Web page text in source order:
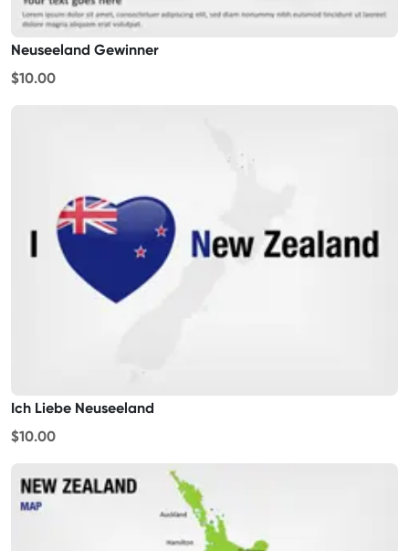
Neuseeland Gewinner
$10.00
Ich Liebe Neuseeland
$10.00